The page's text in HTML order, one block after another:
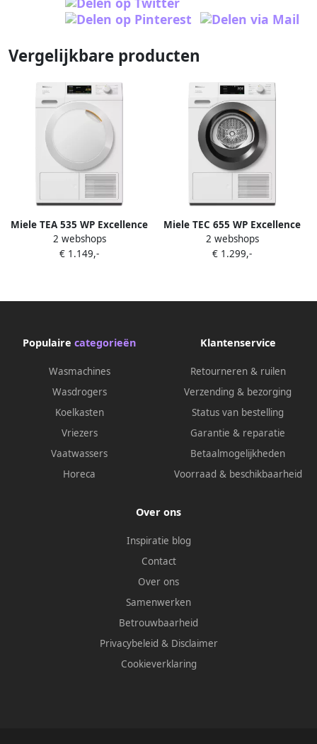
Vergelijkbare producten
Miele TEA 535 WP Excellence
EcoSpeed
Warmtepompdroger Wit
2 webshops
€ 1.149,-
Miele TEC 655 WP Excellence
EcoSpeed & Wash2Dry
Warmtepompdroger Wit
2 webshops
€ 1.299,-
Populaire categorieën
Wasmachines
Wasdrogers
Koelkasten
Vriezers
Vaatwassers
Horeca
Klantenservice
Retourneren & ruilen
Verzending & bezorging
Status van bestelling
Garantie & reparatie
Betaalmogelijkheden
Voorraad & beschikbaarheid
Over ons
Inspiratie blog
Contact
Over ons
Samenwerken
Betrouwbaarheid
Privacybeleid & Disclaimer
Cookieverklaring